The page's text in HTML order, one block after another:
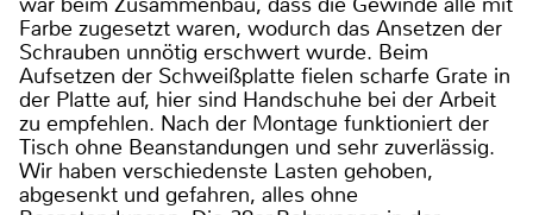
Farbe zugesetzt waren, wodurch das Ansetzen der
Schrauben unnötig erschwert wurde. Beim
Aufsetzen der Schweißplatte fielen scharfe Grate in
der Platte auf, hier sind Handschuhe bei der Arbeit
zu empfehlen. Nach der Montage funktioniert der
Tisch ohne Beanstandungen und sehr zuverlässig.
Wir haben verschiedenste Lasten gehoben,
abgesenkt und gefahren, alles ohne